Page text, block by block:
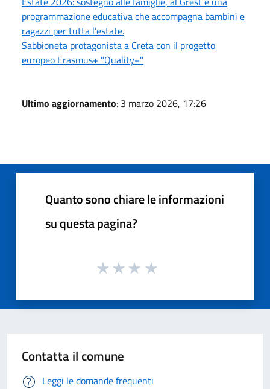
programmazione educativa che accompagna bambini e
ragazzi per tutta l’estate.
Sabbioneta protagonista a Creta con il progetto
europeo Erasmus+ "Quality+"
Ultimo aggiornamento: 3 marzo 2026, 17:26
Quanto sono chiare le informazioni
su questa pagina?
Contatta il comune
Leggi le domande frequenti